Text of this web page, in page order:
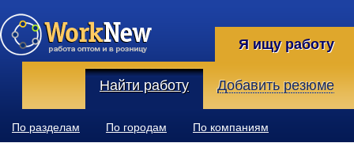
Я ищу работу
Найти работу Добавить резюме
По разделам По городам По компаниям